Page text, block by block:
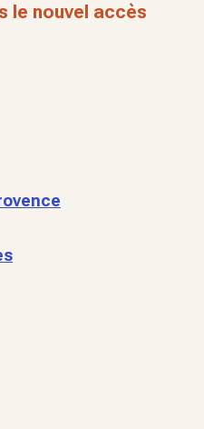
le nouvel accès